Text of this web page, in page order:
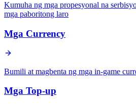
Kumuha ng mga propesyonal na
mga paboritong laro
Mga Currency
Bumili at magbenta ng mga in-game
Mga Top-up